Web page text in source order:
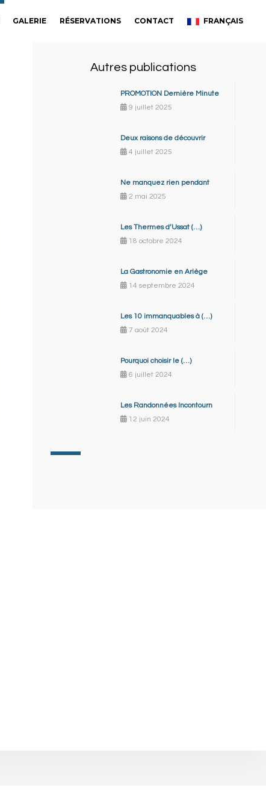
GALERIE RÉSERVATIONS CONTACT FRANÇAIS
Autres publications
PROMOTION Dernière Minute
9 juillet 2025
Deux raisons de découvrir
4 juillet 2025
Ne manquez rien pendant
2 mai 2025
Les Thermes d’Ussat (…)
18 octobre 2024
La Gastronomie en Ariège
14 septembre 2024
Les 10 immanquables à (…)
7 août 2024
Pourquoi choisir le (…)
6 juillet 2024
Les Randonnées Incontourn
12 juin 2024